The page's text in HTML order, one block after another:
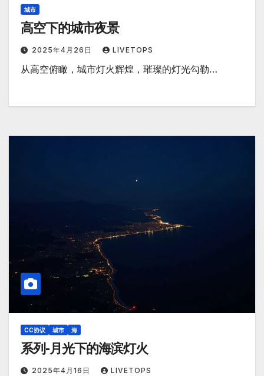
城市
高空下的城市夜景
2025年4月26日 LIVETOPS
从高空俯瞰，城市灯火辉煌，璀璨的灯光勾勒…
CC协议 城市 海
系列-月光下的海滨灯火
2025年4月16日 LIVETOPS